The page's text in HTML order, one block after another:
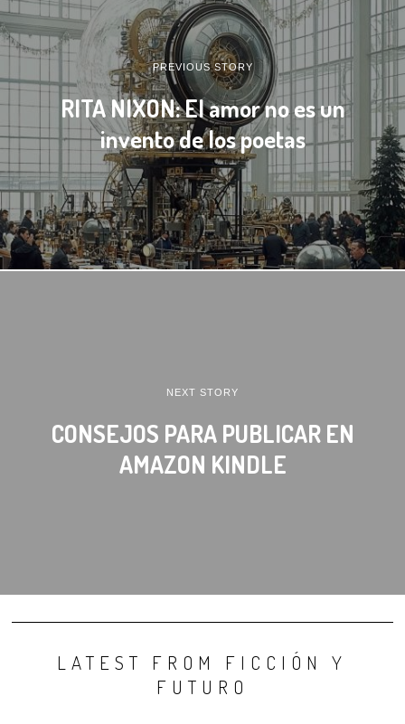
PREVIOUS STORY
RITA NIXON: El amor no es un
invento de los poetas
NEXT STORY
CONSEJOS PARA PUBLICAR EN
AMAZON KINDLE
LATEST FROM FICCIÓN Y
FUTURO